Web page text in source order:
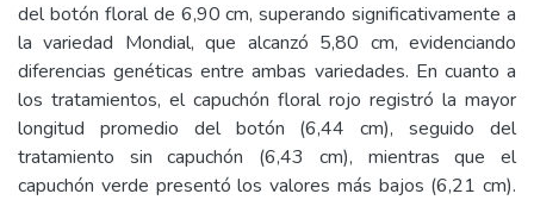
del botón floral de 6,90 cm, superando significativamente a
la variedad Mondial, que alcanzó 5,80 cm, evidenciando
diferencias genéticas entre ambas variedades. En cuanto a
los tratamientos, el capuchón floral rojo registró la mayor
longitud promedio del botón (6,44 cm), seguido del
tratamiento sin capuchón (6,43 cm), mientras que el
capuchón verde presentó los valores más bajos (6,21 cm).